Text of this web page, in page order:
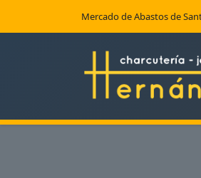
Mercado de Abastos de